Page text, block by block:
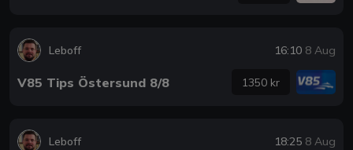
Leboff 16:10 8 Aug
V85 Tips Östersund 8/8 1350 kr
Leboff 18:25 8 Aug